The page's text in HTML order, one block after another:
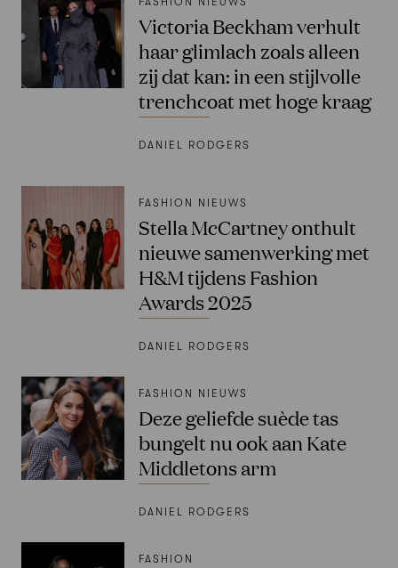
Victoria Beckham verhult
haar glimlach zoals alleen
zij dat kan: in een stijlvolle
trenchcoat met hoge kraag
DANIEL RODGERS
FASHION NIEUWS
Stella McCartney onthult
nieuwe samenwerking met
H&M tijdens Fashion
Awards 2025
DANIEL RODGERS
FASHION NIEUWS
Deze geliefde suède tas
bungelt nu ook aan Kate
Middletons arm
DANIEL RODGERS
FASHION